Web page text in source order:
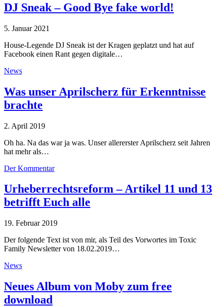
DJ Sneak – Good Bye fake world!
5. Januar 2021
House-Legende DJ Sneak ist der Kragen geplatzt und hat auf
Facebook einen Rant gegen digitale…
News
Was unser Aprilscherz für Erkenntnisse
brachte
2. April 2019
Oh ha. Na das war ja was. Unser allererster Aprilscherz seit Jahren
hat mehr als…
Der Kommentar
Urheberrechtsreform – Artikel 11 und 13
betrifft Euch alle
19. Februar 2019
Der folgende Text ist von mir, als Teil des Vorwortes im Toxic
Family Newsletter von 18.02.2019…
News
Neues Album von Moby zum free
download